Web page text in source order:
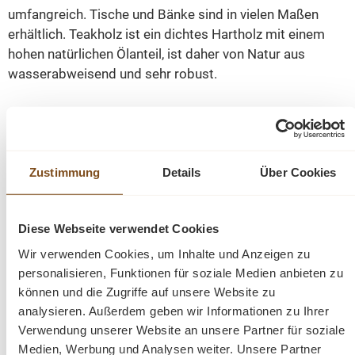
Zustimmung Details Über Cookies
Diese Webseite verwendet Cookies
Wir verwenden Cookies, um Inhalte und Anzeigen zu
personalisieren, Funktionen für soziale Medien anbieten zu
können und die Zugriffe auf unsere Website zu
analysieren. Außerdem geben wir Informationen zu Ihrer
Verwendung unserer Website an unsere Partner für soziale
Medien, Werbung und Analysen weiter. Unsere Partner
umfangreich. Tische und Bänke sind in vielen Maßen
erhältlich. Teakholz ist ein dichtes Hartholz mit einem
hohen natürlichen Ölanteil, ist daher von Natur aus
wasserabweisend und sehr robust.
Leichte Abweichungen in Struktur und Farbe sind
ist ein Unikat.Teak Gartenmöbel, Teakmöbel, Outdoor-
Möbel, Garten Bänke, Sitzbank Teak, antike Teak
material: teak massiv
abmessungen: ca. H/B/T : 90/100/55 cm
sitzhöhe: 45 cm
armlehnen:
recyceltes teakholz